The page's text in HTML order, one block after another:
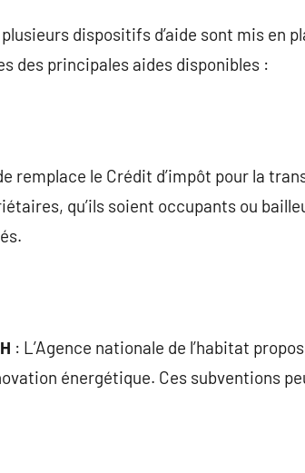
dispositifs d’aide sont mis en
des principales aides disponibles :
remplace le Crédit d’impôt pour la
qu’ils soient occupants ou
: L’Agence nationale de l’habitat
énergétique. Ces subventions